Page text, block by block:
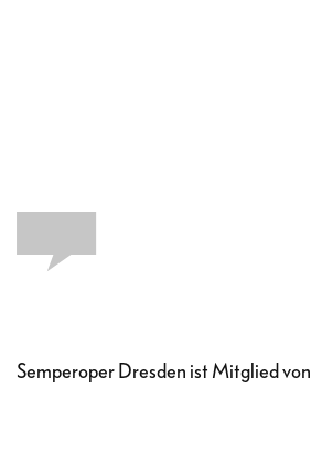
Semperoper Dresden ist Mitglied von